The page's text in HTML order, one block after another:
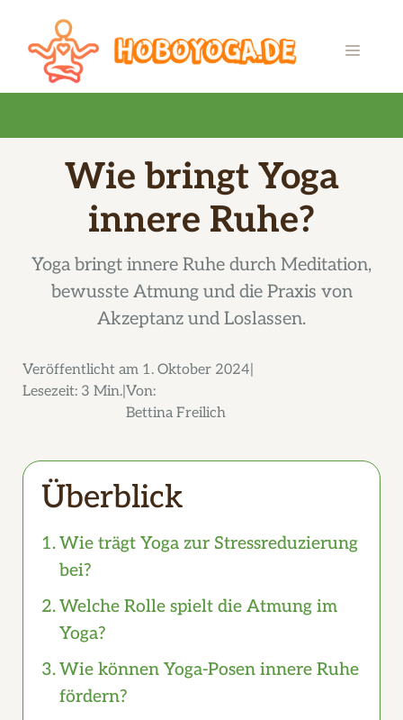
springen
MENÜ
Wie bringt Yoga
innere Ruhe?
Yoga bringt innere Ruhe durch Meditation,
bewusste Atmung und die Praxis von
Akzeptanz und Loslassen.
Veröffentlicht am 1. Oktober 2024
Lesezeit: 3 Min. Von:
Bettina Freilich
Überblick
Wie trägt Yoga zur Stressreduzierung
bei?
Welche Rolle spielt die Atmung im
Yoga?
Wie können Yoga-Posen innere Ruhe
fördern?